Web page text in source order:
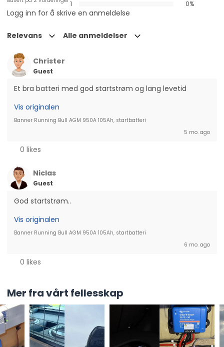
1
0%
Logg inn for å skrive en anmeldelse
Relevans Alle anmeldelser
Christer
Guest
Et bra batteri med god startstrøm og lang levetid
Vis originalen
Banner Running Bull AGM 950A 105Ah, startbatteri
5 mo. ago
0 likes
Niclas
Guest
God startstrøm..
Vis originalen
Banner Running Bull AGM 950A 105Ah, startbatteri
6 mo. ago
0 likes
Mer fra vårt fellesskap